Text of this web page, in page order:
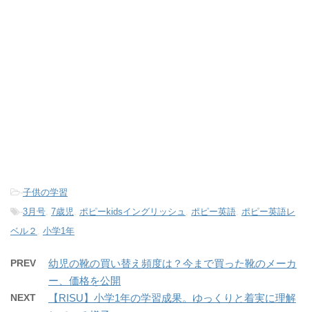
-子供の学習
-3月号, 7歳児, ポピーkidsイングリッシュ , ポピー英語, ポピー英語レ
ベル２ , 小学1年
PREV
幼児の靴の買い替え頻度は？今まで買った靴のメーカ
ー、価格を公開
NEXT
【RISU】小学1年の学習成果。ゆっくりと着実に理解